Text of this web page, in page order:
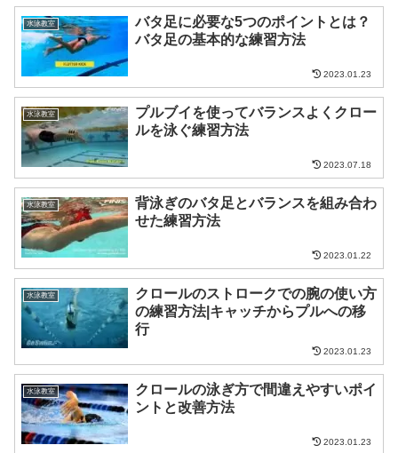
水泳教室
バタ足に必要な5つのポイントとは？
バタ足の基本的な練習方法
2023.01.23
水泳教室
プルブイを使ってバランスよくクロー
ルを泳ぐ練習方法
2023.07.18
水泳教室
背泳ぎのバタ足とバランスを組み合わ
せた練習方法
2023.01.22
水泳教室
クロールのストロークでの腕の使い方
の練習方法|キャッチからプルへの移
行
2023.01.23
水泳教室
クロールの泳ぎ方で間違えやすいポイ
ントと改善方法
2023.01.23